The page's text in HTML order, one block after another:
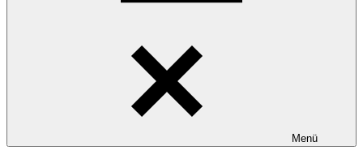
Menü